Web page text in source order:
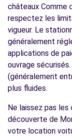
châteaux Comme
respectez les
vigueur. Le
généralement
applications de
ouvrage
(généralement
plus fluides.
Ne laissez pas
découverte de
votre location